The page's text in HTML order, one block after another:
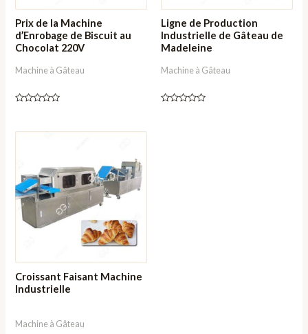
Prix ​​​​de la Machine
d’Enrobage de Biscuit au
Chocolat 220V
Machine à Gâteau
5
Ligne de Production
Industrielle de Gâteau de
Madeleine
Machine à Gâteau
Croissant Faisant Machine
Industrielle
Machine à Gâteau